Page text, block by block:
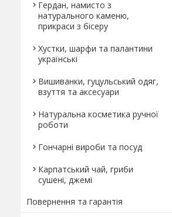
Гердан, намисто з
натурального каменю,
прикраси з бісеру
Хустки, шарфи та палантини
українські
Вишиванки, гуцульський одяг,
взуття та аксесуари
Натуральна косметика ручної
роботи
Гончарні вироби та посуд
Карпатський чай, гриби
сушені, джемі
Повернення та гарантія